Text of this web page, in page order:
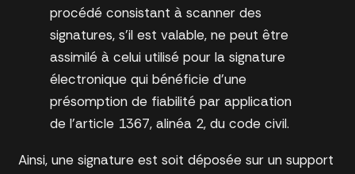
procédé consistant à scanner des
signatures, s’il est valable, ne peut être
assimilé à celui utilisé pour la signature
électronique qui bénéficie d’une
présomption de fiabilité par application
de l’article 1367, alinéa 2, du code civil.
Ainsi, une signature est soit déposée sur un support